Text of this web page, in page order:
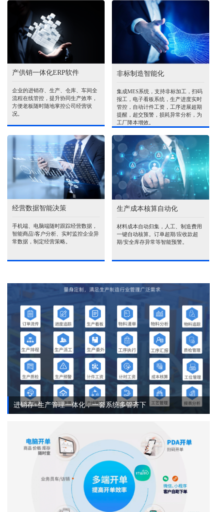
产供销一体化ERP软件
企业的进销存、生产、仓库、车间全
流程在线管控，提升协同生产效率，
方便老板随时随地掌控公司经营状
况。
非标制造智能化
集成MES系统，支持非标加工，扫码
报工，电子看板系统，生产进度实时
管控，自动计件工资，工序进展超期
提醒，超交预警，损耗异常分析，为
工厂降本增效。
经营数据智能决策
手机端、电脑端随时跟踪经营数据，
智能商品\客户分析、实时监控企业异
常数据，制定经营策略。
生产成本核算自动化
材料成本自动归集，人工、制造费用
一键自动核算。订单超期/应收款超
期/安全库存异常等智能预警。
进销存+生产管理一体化，一套系统多管齐下